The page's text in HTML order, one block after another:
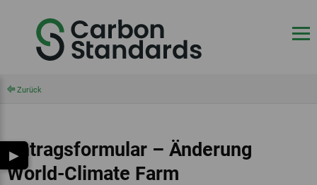
Zurück
Antragsformular – Änderung
World-Climate Farm
▶